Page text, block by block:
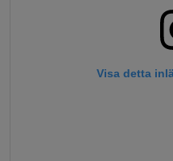
Visa detta